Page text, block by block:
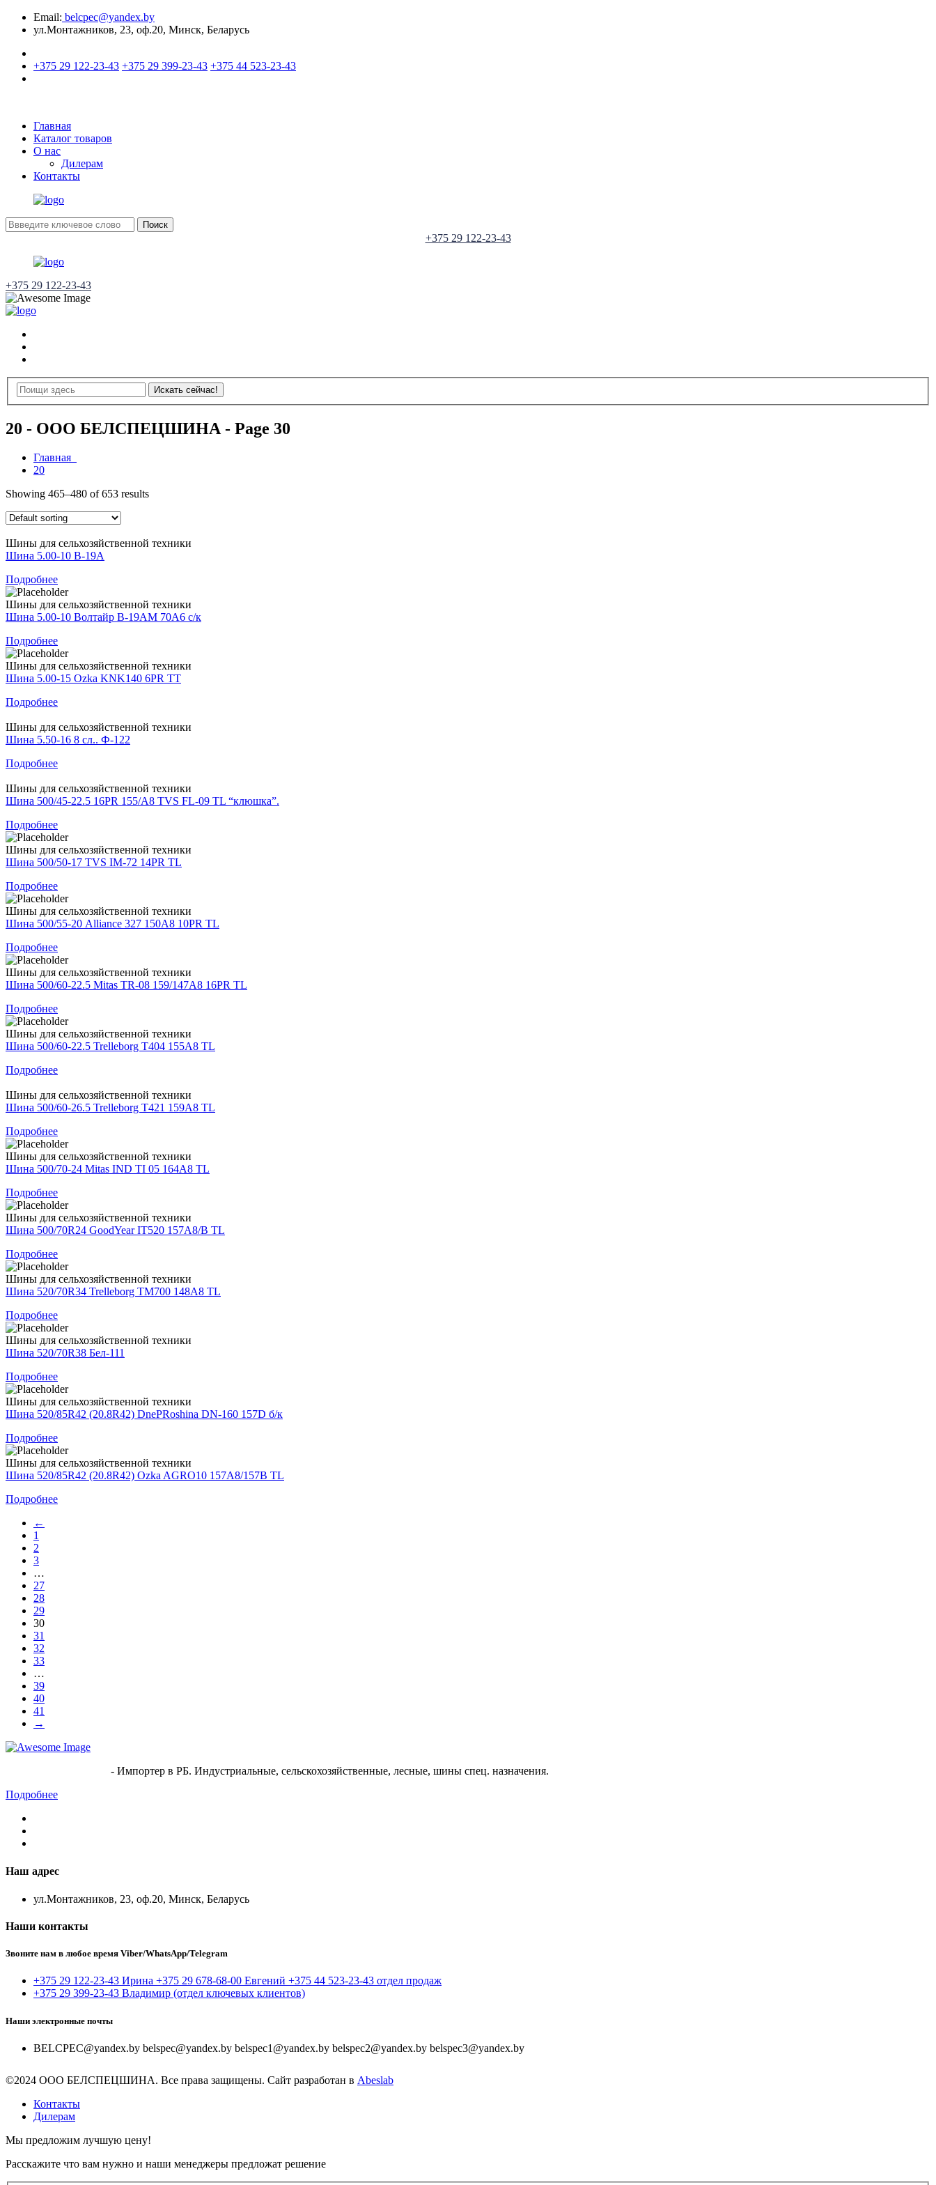
Email: belcpec@yandex.by
ул.Монтажников, 23, оф.20, Минск, Беларусь
+375 29 122-23-43 +375 29 399-23-43 +375 44 523-23-43
Главная
Каталог товаров
О нас
Дилерам
Контакты
Поиск
+375 29 122-23-43
+375 29 122-23-43
20 - ООО БЕЛСПЕЦШИНА - Page 30
Главная
20
Showing 465–480 of 653 results
Шины для сельхозяйственной техники
Шина 5.00-10 В-19А
Подробнее
Шины для сельхозяйственной техники
Шина 5.00-10 Волтайр В-19АМ 70А6 с/к
Подробнее
Шины для сельхозяйственной техники
Шина 5.00-15 Ozka KNK140 6PR TT
Подробнее
Шины для сельхозяйственной техники
Шина 5.50-16 8 сл.. Ф-122
Подробнее
Шины для сельхозяйственной техники
Шина 500/45-22.5 16PR 155/A8 TVS FL-09 TL “клюшка”.
Подробнее
Шины для сельхозяйственной техники
Шина 500/50-17 TVS IM-72 14PR TL
Подробнее
Шины для сельхозяйственной техники
Шина 500/55-20 Alliance 327 150A8 10PR TL
Подробнее
Шины для сельхозяйственной техники
Шина 500/60-22.5 Mitas TR-08 159/147A8 16PR TL
Подробнее
Шины для сельхозяйственной техники
Шина 500/60-22.5 Trelleborg T404 155A8 TL
Подробнее
Шины для сельхозяйственной техники
Шина 500/60-26.5 Trelleborg T421 159A8 TL
Подробнее
Шины для сельхозяйственной техники
Шина 500/70-24 Mitas IND TI 05 164A8 TL
Подробнее
Шины для сельхозяйственной техники
Шина 500/70R24 GoodYear IT520 157A8/B TL
Подробнее
Шины для сельхозяйственной техники
Шина 520/70R34 Trelleborg TM700 148A8 TL
Подробнее
Шины для сельхозяйственной техники
Шина 520/70R38 Бел-111
Подробнее
Шины для сельхозяйственной техники
Шина 520/85R42 (20.8R42) DnePRoshina DN-160 157D б/к
Подробнее
Шины для сельхозяйственной техники
Шина 520/85R42 (20.8R42) Ozka AGRO10 157A8/157B TL
Подробнее
←
1
2
3
…
27
28
29
30
31
32
33
…
39
40
41
→
- Импортер в РБ. Индустриальные, сельскохозяйственные, лесные, шины спец. назначения.
Подробнее
Наш адрес
ул.Монтажников, 23, оф.20, Минск, Беларусь
Наши контакты
Звоните нам в любое время Viber/WhatsApp/Telegram
+375 29 122-23-43 Ирина +375 29 678-68-00 Евгений +375 44 523-23-43 отдел продаж
+375 29 399-23-43 Владимир (отдел ключевых клиентов)
Наши электронные почты
BELCPEC@yandex.by belspec@yandex.by belspec1@yandex.by belspec2@yandex.by belspec3@yandex.by
©2024 ООО БЕЛСПЕЦШИНА. Все права защищены. Сайт разработан в Abeslab
Контакты
Дилерам
Мы предложим лучшую цену!
Расскажите что вам нужно и наши менеджеры предложат решение